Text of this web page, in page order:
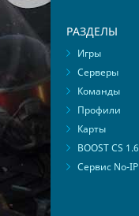
РАЗДЕЛЫ
Игры
Серверы
Команды
Профили
Карты
BOOST CS 1.6
Сервис No-IP